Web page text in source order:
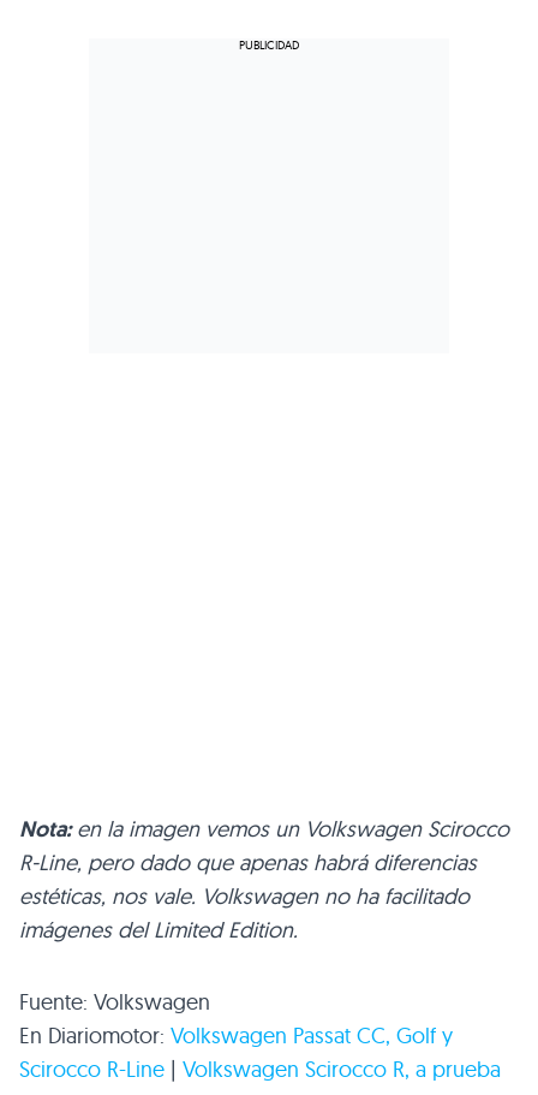
Nota:en la imagen vemos un Volkswagen Scirocco
R-Line, pero dado que apenas habrá diferencias
estéticas, nos vale. Volkswagen no ha facilitado
imágenes del Limited Edition.
Fuente: Volkswagen
En Diariomotor: Volkswagen Passat CC, Golf y
Scirocco R-Line | Volkswagen Scirocco R, a prueba